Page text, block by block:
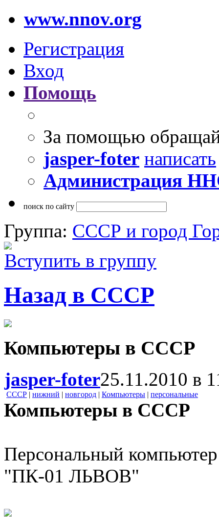
www.nnov.org
Регистрация
Вход
Помощь
За помощью
jasper-foter написать
Администрация
поиск по сайту
Группа: СССР и город
Вступить в группу
Назад в СССР
Компьютеры в СССР
jasper-foter25.11.2010 в
СССР | нижний | новгород | Компьютеры | персональные
Компьютеры в СССР
Персональный компьютер
"ПК-01 ЛЬВОВ"